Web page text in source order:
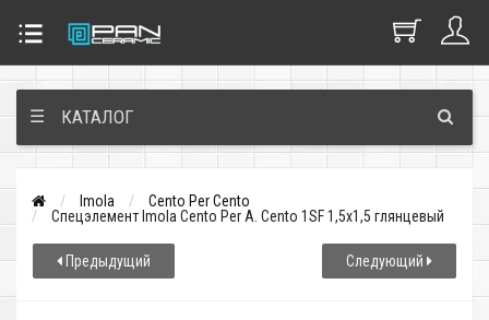
☰ КАТАЛОГ
Imola
Cento Per Cento
Спецэлемент Imola Cento Per A. Cento 1SF 1,5x1,5 глянцевый
Предыдущий Следующий